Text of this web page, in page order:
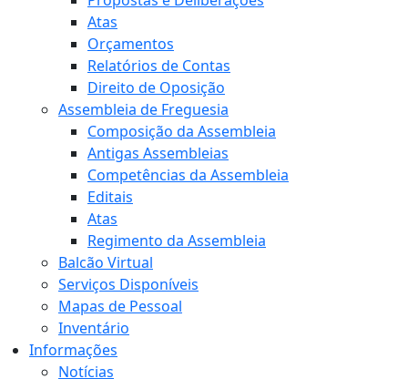
Atas
Orçamentos
Relatórios de Contas
Direito de Oposição
Assembleia de Freguesia
Composição da Assembleia
Antigas Assembleias
Competências da Assembleia
Editais
Atas
Regimento da Assembleia
Balcão Virtual
Serviços Disponíveis
Mapas de Pessoal
Inventário
Informações
Notícias